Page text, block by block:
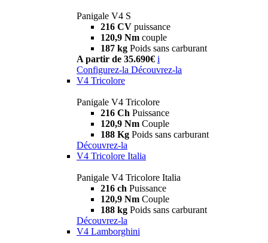
Panigale V4 S
216 CV puissance
120,9 Nm couple
187 kg Poids sans carburant
A partir de 35.690€ i
Configurez-la Découvrez-la
V4 Tricolore
Panigale V4 Tricolore
216 Ch Puissance
120,9 Nm Couple
188 Kg Poids sans carburant
Découvrez-la
V4 Tricolore Italia
Panigale V4 Tricolore Italia
216 ch Puissance
120,9 Nm Couple
188 kg Poids sans carburant
Découvrez-la
V4 Lamborghini